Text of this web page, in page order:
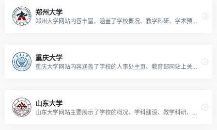
郑州大学
郑州大学网站内容丰富，涵盖了学校概况、教学科研、学术预告、文化特色等多个方面。
重庆大学
重庆大学网站内容涵盖了学校的人事处主页、教育部网站上关于重庆大学的新工科建设、依法治校工作、资助育人工作等报道，以及本科生院、辛辛那提联合学院的相关信息。
山东大学
山东大学网站主要展示了学校的概况、学科建设、教学科研、招生就业、校园生活等方面的信息。